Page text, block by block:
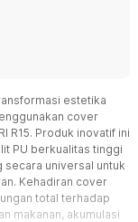
estetika
cover
R15. Produk inovatif ini
PU berkualitas tinggi
universal untuk
Kehadiran cover
total terhadap
makanan, akumulasi